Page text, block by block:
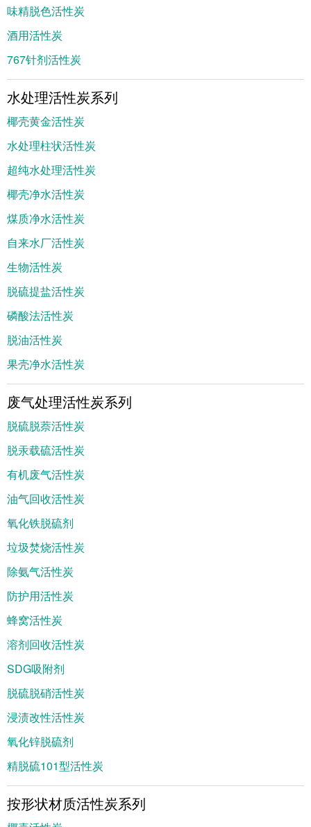
味精脱色活性炭
酒用活性炭
767针剂活性炭
水处理活性炭系列
椰壳黄金活性炭
水处理柱状活性炭
超纯水处理活性炭
椰壳净水活性炭
煤质净水活性炭
自来水厂活性炭
生物活性炭
脱硫提盐活性炭
磷酸法活性炭
脱油活性炭
果壳净水活性炭
废气处理活性炭系列
脱硫脱萘活性炭
脱汞载硫活性炭
有机废气活性炭
油气回收活性炭
氧化铁脱硫剂
垃圾焚烧活性炭
除氨气活性炭
防护用活性炭
蜂窝活性炭
溶剂回收活性炭
SDG吸附剂
脱硫脱硝活性炭
浸渍改性活性炭
氧化锌脱硫剂
精脱硫101型活性炭
按形状材质活性炭系列